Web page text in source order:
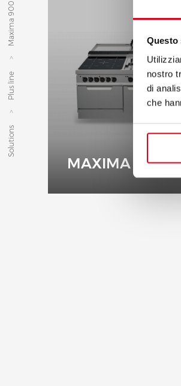
Questo
nostro
di
che
Solutions
Plus line
Maxima 900
MAXIMA 900